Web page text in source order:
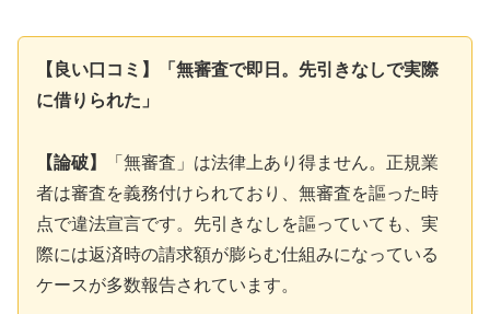
【良い口コミ】「無審査で即日。先引きなしで実際
に借りられた」
【論破】
「無審査」は法律上あり得ません。正規業
者は審査を義務付けられており、無審査を謳った時
点で違法宣言です。先引きなしを謳っていても、実
際には返済時の請求額が膨らむ仕組みになっている
ケースが多数報告されています。